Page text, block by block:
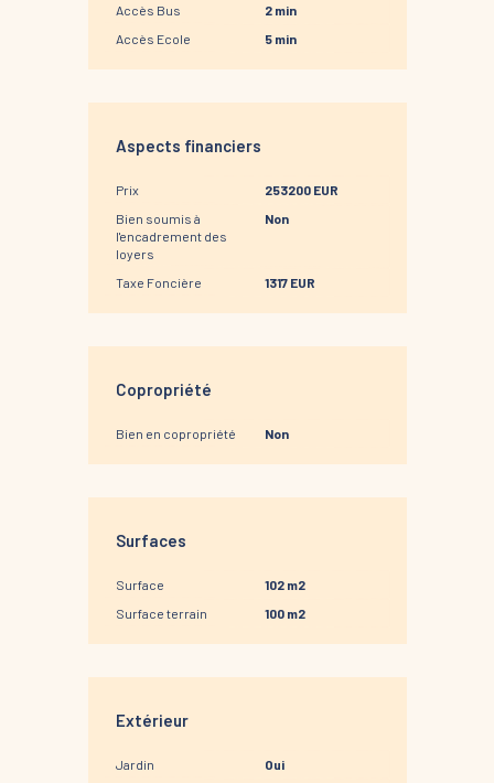
Accès Bus
2 min
Accès Ecole
5 min
Aspects financiers
Prix
253200 EUR
Bien soumis à
l'encadrement des
loyers
Non
Taxe Foncière 1317 EUR
Copropriété
Bien en copropriété Non
Surfaces
Surface
102 m2
Surface terrain
100 m2
Extérieur
Jardin
Oui